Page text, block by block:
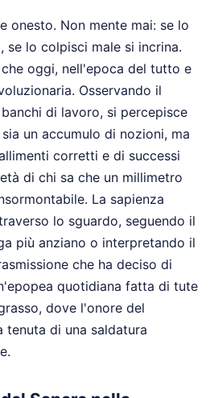
onesto. Non mente mai: se lo
se lo colpisci male si incrina.
oggi, nell'epoca del tutto e
Osservando il
di lavoro, si percepisce
un accumulo di nozioni, ma
corretti e di successi
di chi sa che un millimetro
La sapienza
lo sguardo, seguendo il
più anziano o interpretando il
che ha deciso di
quotidiana fatta di tute
dove l'onore del
tenuta di una saldatura